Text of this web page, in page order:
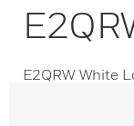
E2QRW White